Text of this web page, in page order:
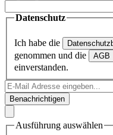
Datenschutz
Ich habe die
genommen und die
AGB
einverstanden.
Benachrichtigen
Ausführung auswählen